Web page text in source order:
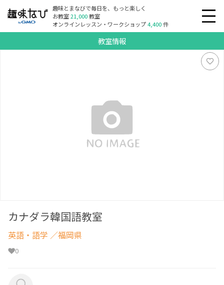
趣味とまなびで毎日を、もっと楽しく
お教室21,000教室
オンラインレッスン・ワークショップ4,400件
教室情報
カナダラ韓国語教室
英語・語学 ／福岡県
0